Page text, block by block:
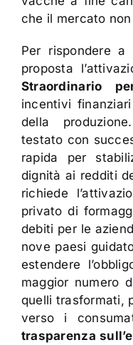
che il mercato
Per rispondere
proposta
Straordinario
incentivi
della
testato con
rapida per
dignità ai redditi
richiede
privato di
debiti per le
nove paesi
estendere
maggior numero
quelli trasformati,
verso i
trasparenza